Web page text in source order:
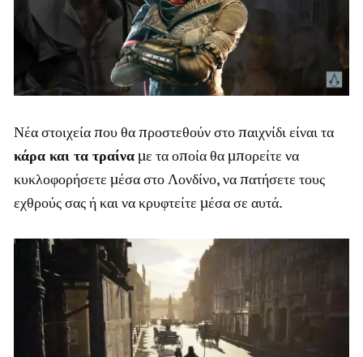
Νέα στοιχεία που θα προστεθούν στο παιχνίδι είναι τα
κάρα και τα τραίναμε τα οποία θα μπορείτε να
κυκλοφορήσετε μέσα στο Λονδίνο, να πατήσετε τους
εχθρούς σας ή και να κρυφτείτε μέσα σε αυτά.